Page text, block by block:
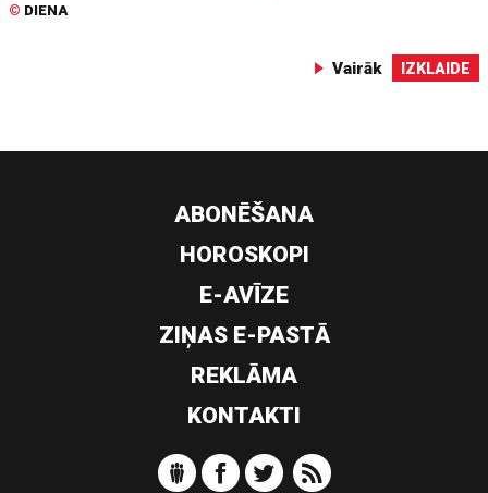
© DIENA
Vairāk IZKLAIDE
ABONĒŠANA
HOROSKOPI
E-AVĪZE
ZIŅAS E-PASTĀ
REKLĀMA
KONTAKTI